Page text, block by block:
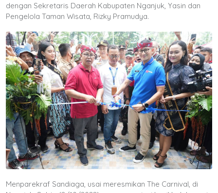
dengan Sekretaris Daerah Kabupaten Nganjuk, Yasin dan
Pengelola Taman Wisata, Rizky Pramudya.
Menparekraf Sandiaga, usai meresmikan The Carnival, di